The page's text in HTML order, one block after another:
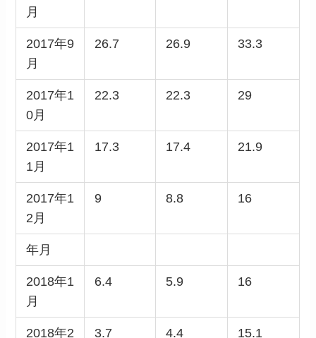
月
2017年9
月
26.7 26.9 33.3
2017年1
0月
22.3 22.3 29
2017年1
1月
17.3 17.4 21.9
2017年1
2月
9 8.8 16
年月
2018年1
月
6.4 5.9 16
2018年2
3.7 4.4 15.1